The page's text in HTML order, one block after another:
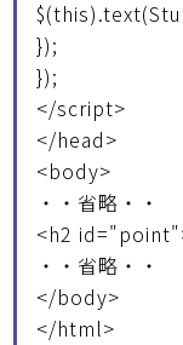
});
});
</script>
</head>
<body>
・・省略・・
<h2
・・省略・・
</body>
</html>